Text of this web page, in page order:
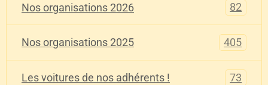
Nos organisations 2026 82
Nos organisations 2025 405
Les voitures de nos adhérents ! 73